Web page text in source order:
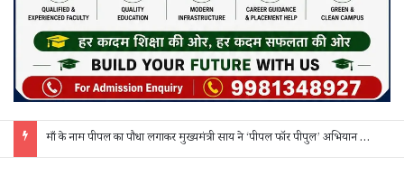
साय कैबिनेट के 7 बड़े फैसले: 500 करोड़ के AI मिशन, BEML प्लांट समेत कई अहम प्रस्तावों को मंजूरी